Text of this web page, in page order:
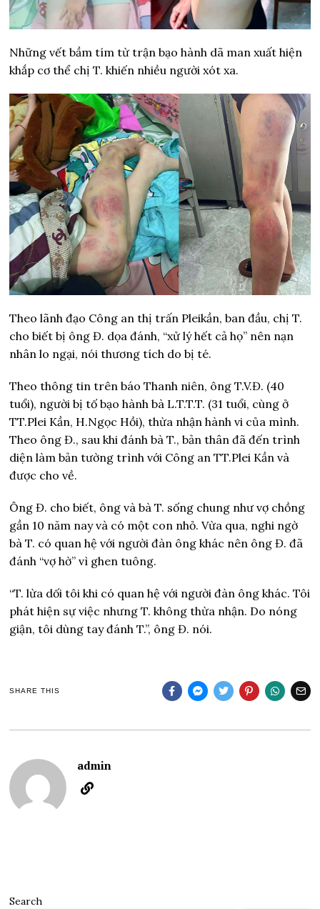
Những vết bầm tím từ trận bạo hành dã man xuất hiện
khắp cơ thể chị T. khiến nhiều người xót xa.
Theo lãnh đạo Công an thị trấn Pleikần, ban đầu, chị T.
cho biết bị ông Đ. dọa đánh, “xử lý hết cả họ” nên nạn
nhân lo ngại, nói thương tích do bị té.
Theo thông tin trên báo Thanh niên, ông T.V.Đ. (40
tuổi), người bị tố bạo hành bà L.T.T.T. (31 tuổi, cùng ở
TT.Plei Kần, H.Ngọc Hồi), thừa nhận hành vi của mình.
Theo ông Đ., sau khi đánh bà T., bản thân đã đến trình
diện làm bản tường trình với Công an TT.Plei Kần và
được cho về.
Ông Đ. cho biết, ông và bà T. sống chung như vợ chồng
gần 10 năm nay và có một con nhỏ. Vừa qua, nghi ngờ
bà T. có quan hệ với người đàn ông khác nên ông Đ. đã
đánh “vợ hờ” vì ghen tuông.
“T. lừa dối tôi khi có quan hệ với người đàn ông khác. Tôi
phát hiện sự việc nhưng T. không thừa nhận. Do nóng
giận, tôi dùng tay đánh T.”, ông Đ. nói.
SHARE THIS
admin
Search